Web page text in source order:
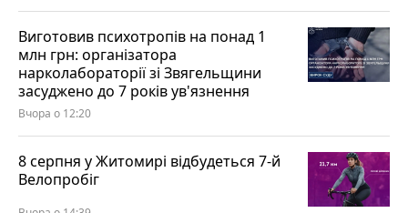
Виготовив психотропів на понад 1
млн грн: організатора
нарколабораторії зі Звягельщини
засуджено до 7 років ув'язнення
Вчора о 12:20
8 серпня у Житомирі відбудеться 7-й
Велопробіг